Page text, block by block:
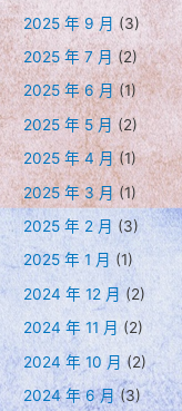
2025 年 9 月 (3)
2025 年 7 月 (2)
2025 年 6 月(1)
2025 年 5 月 (2)
2025 年 4 月(1)
2025 年 3 月(1)
2025 年 2 月 (3)
2025 年 1 月 (1)
2024 年 12 月 (2)
2024 年 11 月 (2)
2024 年 10 月 (2)
2024 年 6 月(3)